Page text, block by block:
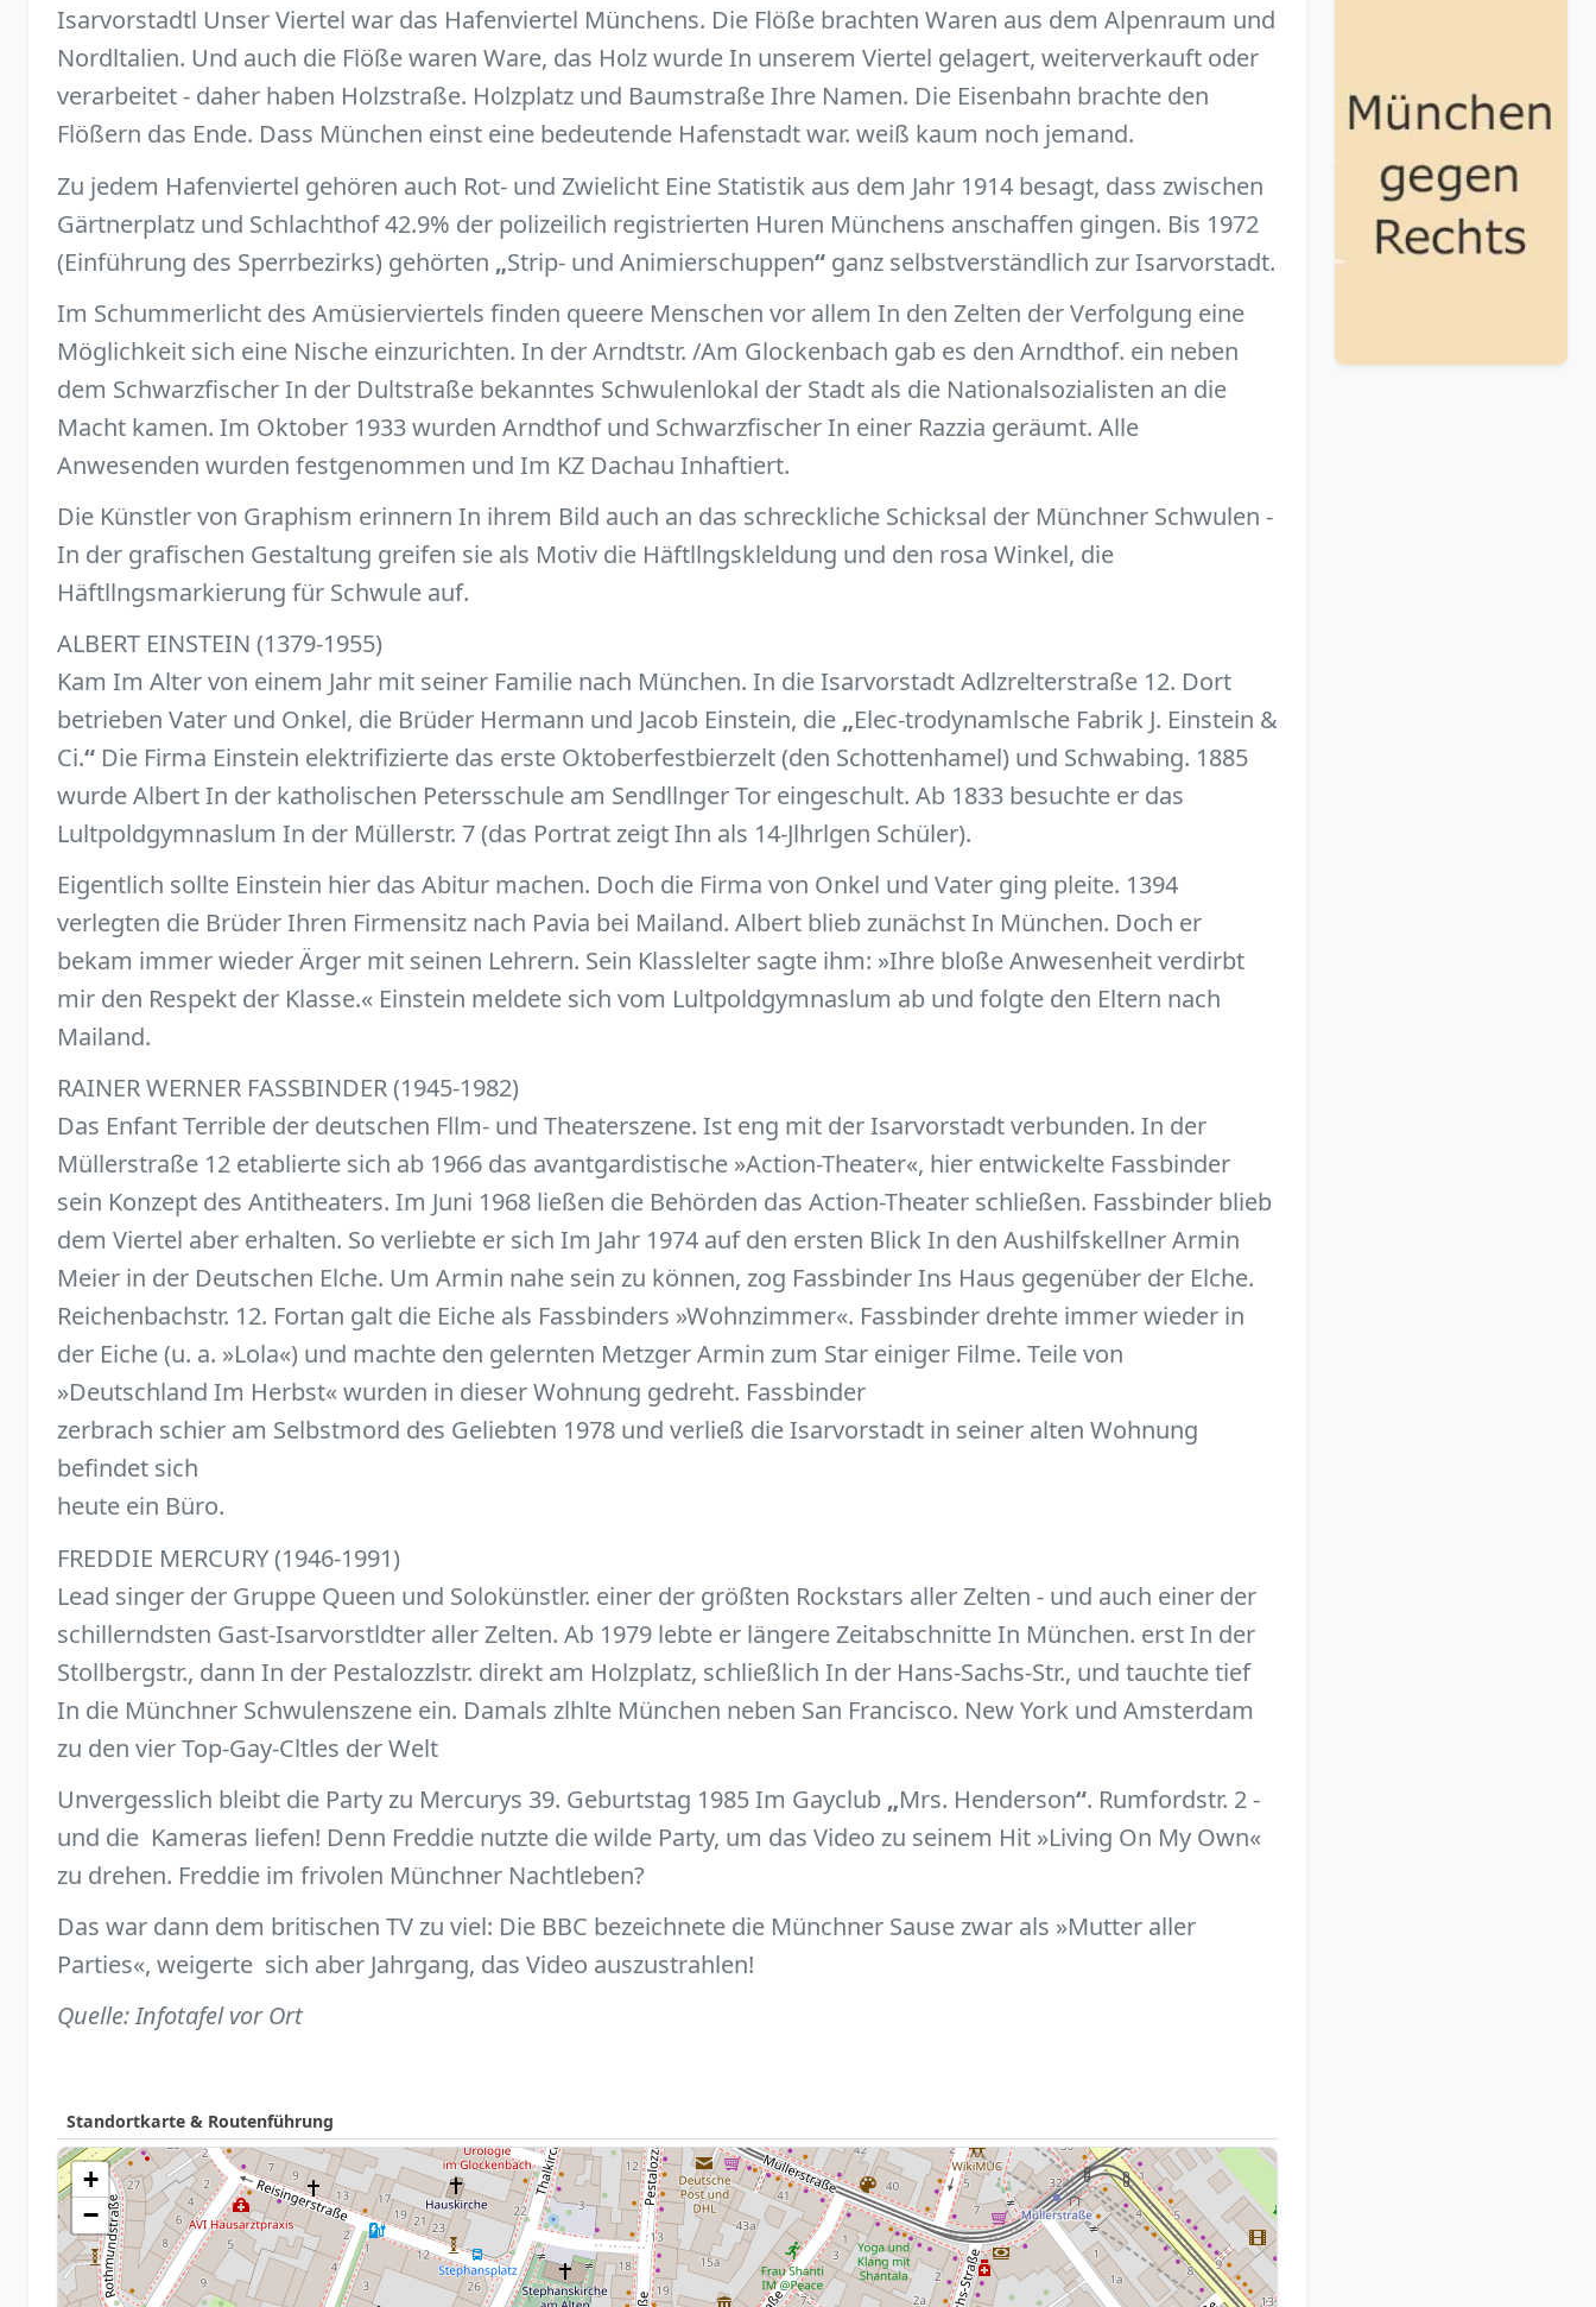
Isarvorstadtl Unser Viertel war das Hafenviertel Münchens. Die Flöße brachten Waren aus dem Alpenraum und
Nordltalien. Und auch die Flöße waren Ware, das Holz wurde In unserem Viertel gelagert, weiterverkauft oder
verarbeitet - daher haben Holzstraße. Holzplatz und Baumstraße Ihre Namen. Die Eisenbahn brachte den
Flößern das Ende. Dass München einst eine bedeutende Hafenstadt war. weiß kaum noch jemand.
Zu jedem Hafenviertel gehören auch Rot- und Zwielicht Eine Statistik aus dem Jahr 1914 besagt, dass zwischen
Gärtnerplatz und Schlachthof 42.9% der polizeilich registrierten Huren Münchens anschaffen gingen. Bis 1972
(Einführung des Sperrbezirks) gehörten „Strip- und Animierschuppen“ ganz selbstverständlich zur Isarvorstadt.
Im Schummerlicht des Amüsierviertels finden queere Menschen vor allem In den Zelten der Verfolgung eine
Möglichkeit sich eine Nische einzurichten. In der Arndtstr. /Am Glockenbach gab es den Arndthof. ein neben
dem Schwarzfischer In der Dultstraße bekanntes Schwulenlokal der Stadt als die Nationalsozialisten an die
Macht kamen. Im Oktober 1933 wurden Arndthof und Schwarzfischer In einer Razzia geräumt. Alle
Anwesenden wurden festgenommen und Im KZ Dachau Inhaftiert.
Die Künstler von Graphism erinnern In ihrem Bild auch an das schreckliche Schicksal der Münchner Schwulen -
In der grafischen Gestaltung greifen sie als Motiv die Häftllngskleldung und den rosa Winkel, die
Häftllngsmarkierung für Schwule auf.
ALBERT EINSTEIN (1379-1955)
Kam Im Alter von einem Jahr mit seiner Familie nach München. In die Isarvorstadt Adlzrelterstraße 12. Dort
betrieben Vater und Onkel, die Brüder Hermann und Jacob Einstein, die „Elec-trodynamlsche Fabrik J. Einstein &
Ci.“ Die Firma Einstein elektrifizierte das erste Oktoberfestbierzelt (den Schottenhamel) und Schwabing. 1885
wurde Albert In der katholischen Petersschule am Sendllnger Tor eingeschult. Ab 1833 besuchte er das
Lultpoldgymnaslum In der Müllerstr. 7 (das Portrat zeigt Ihn als 14-Jlhrlgen Schüler).
Eigentlich sollte Einstein hier das Abitur machen. Doch die Firma von Onkel und Vater ging pleite. 1394
verlegten die Brüder Ihren Firmensitz nach Pavia bei Mailand. Albert blieb zunächst In München. Doch er
bekam immer wieder Ärger mit seinen Lehrern. Sein Klasslelter sagte ihm: »Ihre bloße Anwesenheit verdirbt
mir den Respekt der Klasse.« Einstein meldete sich vom Lultpoldgymnaslum ab und folgte den Eltern nach
Mailand.
RAINER WERNER FASSBINDER (1945-1982)
Das Enfant Terrible der deutschen Fllm- und Theaterszene. Ist eng mit der Isarvorstadt verbunden. In der
Müllerstraße 12 etablierte sich ab 1966 das avantgardistische »Action-Theater«, hier entwickelte Fassbinder
sein Konzept des Antitheaters. Im Juni 1968 ließen die Behörden das Action-Theater schließen. Fassbinder blieb
dem Viertel aber erhalten. So verliebte er sich Im Jahr 1974 auf den ersten Blick In den Aushilfskellner Armin
Meier in der Deutschen Elche. Um Armin nahe sein zu können, zog Fassbinder Ins Haus gegenüber der Elche.
Reichenbachstr. 12. Fortan galt die Eiche als Fassbinders »Wohnzimmer«. Fassbinder drehte immer wieder in
der Eiche (u. a. »Lola«) und machte den gelernten Metzger Armin zum Star einiger Filme. Teile von
»Deutschland Im Herbst« wurden in dieser Wohnung gedreht. Fassbinder
zerbrach schier am Selbstmord des Geliebten 1978 und verließ die Isarvorstadt in seiner alten Wohnung
befindet sich
heute ein Büro.
FREDDIE MERCURY (1946-1991)
Lead singer der Gruppe Queen und Solokünstler. einer der größten Rockstars aller Zelten - und auch einer der
schillerndsten Gast-Isarvorstldter aller Zelten. Ab 1979 lebte er längere Zeitabschnitte In München. erst In der
Stollbergstr., dann In der Pestalozzlstr. direkt am Holzplatz, schließlich In der Hans-Sachs-Str., und tauchte tief
In die Münchner Schwulenszene ein. Damals zlhlte München neben San Francisco. New York und Amsterdam
zu den vier Top-Gay-Cltles der Welt
Unvergesslich bleibt die Party zu Mercurys 39. Geburtstag 1985 Im Gayclub „Mrs. Henderson“. Rumfordstr. 2 -
und die Kameras liefen! Denn Freddie nutzte die wilde Party, um das Video zu seinem Hit »Living On My Own«
zu drehen. Freddie im frivolen Münchner Nachtleben?
Das war dann dem britischen TV zu viel: Die BBC bezeichnete die Münchner Sause zwar als »Mutter aller
Parties«, weigerte sich aber Jahrgang, das Video auszustrahlen!
Quelle: Infotafel vor Ort
Standortkarte & Routenführung
+
−